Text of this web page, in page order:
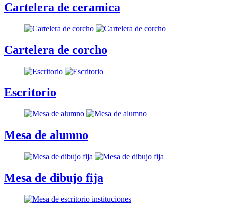
Cartelera de ceramica
Cartelera de corcho
Escritorio
Mesa de alumno
Mesa de dibujo fija